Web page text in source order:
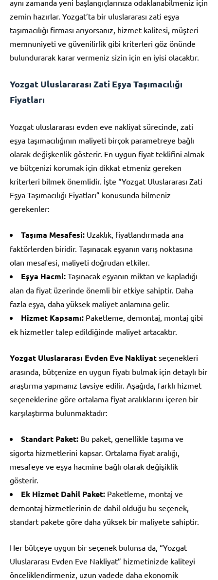
aynı zamanda yeni başlangıçlarınıza odaklanabilmeniz için
zemin hazırlar. Yozgat’ta bir uluslararası zati eşya
taşımacılığı firması arıyorsanız, hizmet kalitesi, müşteri
memnuniyeti ve güvenilirlik gibi kriterleri göz önünde
bulundurarak karar vermeniz sizin için en iyisi olacaktır.
Yozgat Uluslararası Zati Eşya Taşımacılığı
Fiyatları
Yozgat uluslararası evden eve nakliyat sürecinde, zati
eşya taşımacılığının maliyeti birçok parametreye bağlı
olarak değişkenlik gösterir. En uygun fiyat teklifini almak
ve bütçenizi korumak için dikkat etmeniz gereken
kriterleri bilmek önemlidir. İşte “Yozgat Uluslararası Zati
Eşya Taşımacılığı Fiyatları” konusunda bilmeniz
gerekenler:
Taşıma Mesafesi: Uzaklık, fiyatlandırmada ana
faktörlerden biridir. Taşınacak eşyanın varış noktasına
olan mesafesi, maliyeti doğrudan etkiler.
Eşya Hacmi: Taşınacak eşyanın miktarı ve kapladığı
alan da fiyat üzerinde önemli bir etkiye sahiptir. Daha
fazla eşya, daha yüksek maliyet anlamına gelir.
Hizmet Kapsamı: Paketleme, demontaj, montaj gibi
ek hizmetler talep edildiğinde maliyet artacaktır.
Yozgat Uluslararası Evden Eve Nakliyat seçenekleri
arasında, bütçenize en uygun fiyatı bulmak için detaylı bir
araştırma yapmanız tavsiye edilir. Aşağıda, farklı hizmet
seçeneklerine göre ortalama fiyat aralıklarını içeren bir
karşılaştırma bulunmaktadır:
Standart Paket: Bu paket, genellikle taşıma ve
sigorta hizmetlerini kapsar. Ortalama fiyat aralığı,
mesafeye ve eşya hacmine bağlı olarak değişiklik
gösterir.
Ek Hizmet Dahil Paket: Paketleme, montaj ve
demontaj hizmetlerinin de dahil olduğu bu seçenek,
standart pakete göre daha yüksek bir maliyete sahiptir.
Her bütçeye uygun bir seçenek bulunsa da, “Yozgat
Uluslararası Evden Eve Nakliyat” hizmetinizde kaliteyi
önceliklendirmeniz, uzun vadede daha ekonomik